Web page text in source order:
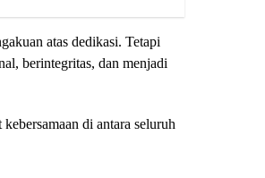
atas dedikasi. Tetapi
berintegritas, dan menjadi
di antara seluruh